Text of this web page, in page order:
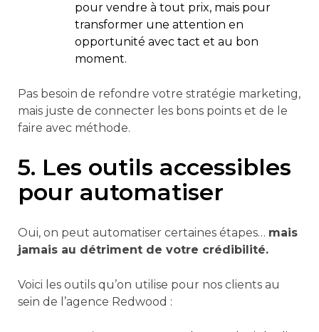
pour vendre à tout prix, mais pour
transformer une attention en
opportunité avec tact et au bon
moment.
Pas besoin de refondre votre stratégie marketing,
mais juste de connecter les bons points et de le
faire avec méthode.
5. Les outils accessibles
pour automatiser
Oui, on peut automatiser certaines étapes… mais
jamais au détriment de votre crédibilité.
Voici les outils qu’on utilise pour nos clients au
sein de l’agence Redwood :